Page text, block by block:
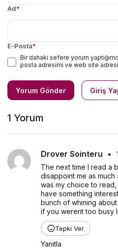
Ad*
E-Posta*
Bir dahaki sefere yorum
posta adresimi ve web site
Yorum Gönder Giriş
1 Yorum
Drover Sointeru •
The next time I read a
disappoint me as much
was my choice to
have something
bunch of whining
if you werent too busy
Tepki Ver
Yanıtla